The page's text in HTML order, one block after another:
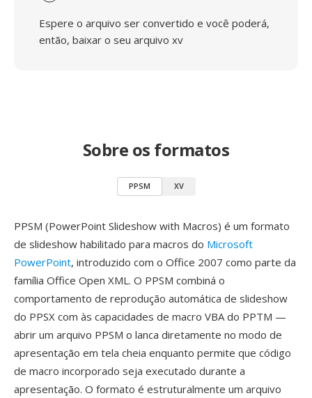
Espere o arquivo ser convertido e você poderá,
então, baixar o seu arquivo xv
Sobre os formatos
PPSM XV
PPSM (PowerPoint Slideshow with Macros) é um formato
de slideshow habilitado para macros do Microsoft
PowerPoint, introduzido com o Office 2007 como parte da
família Office Open XML. O PPSM combiná o
comportamento de reprodução automática de slideshow
do PPSX com às capacidades de macro VBA do PPTM —
abrir um arquivo PPSM o lanca diretamente no modo de
apresentação em tela cheia enquanto permite que código
de macro incorporado seja executado durante a
apresentação. O formato é estruturalmente um arquivo